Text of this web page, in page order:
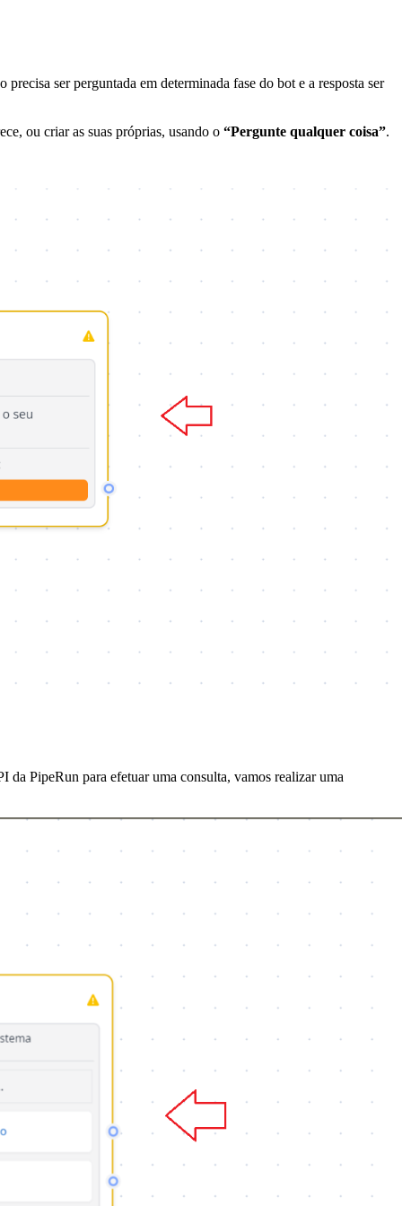
ser perguntada em determinada fase do bot e a resposta ser
ou criar as suas próprias, usando o “Pergunte qualquer coisa”.
da PipeRun para efetuar uma consulta, vamos realizar uma